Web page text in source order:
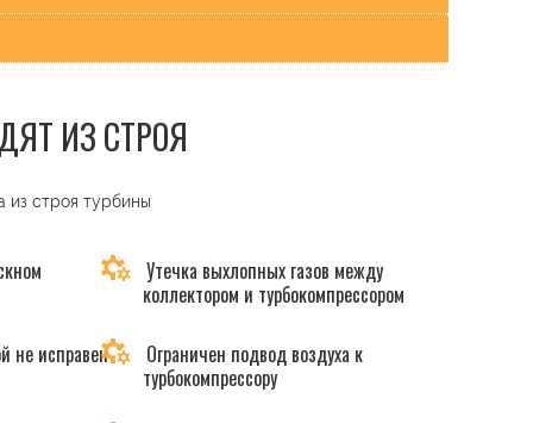
ИЗ СТРОЯ
из строя турбины
Утечка выхлопных газов между
коллектором и турбокомпрессором
не исправен
Ограничен подвод воздуха к
турбокомпрессору